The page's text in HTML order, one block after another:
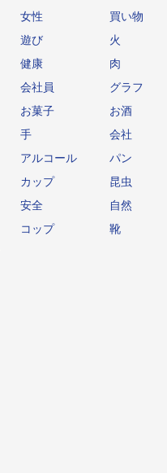
女性
買い物
遊び
火
健康
肉
会社員
グラフ
お菓子
お酒
手
会社
アルコール
パン
カップ
昆虫
安全
自然
コップ
靴